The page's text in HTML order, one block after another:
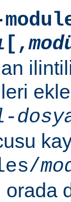
[,
orada